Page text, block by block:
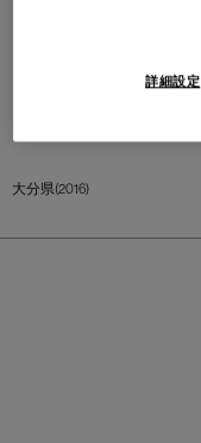
大分県(2016)
詳細設定